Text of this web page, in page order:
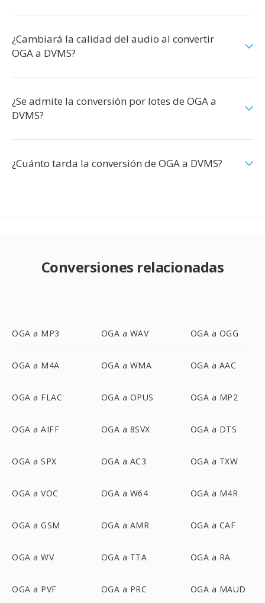
¿Cambiará la calidad del audio al convertir
OGA a DVMS?
¿Se admite la conversión por lotes de OGA a
DVMS?
¿Cuánto tarda la conversión de OGA a DVMS?
Conversiones relacionadas
OGA a MP3 OGA a WAV OGA a OGG
OGA a M4A OGA a WMA OGA a AAC
OGA a FLAC OGA a OPUS OGA a MP2
OGA a AIFF OGA a 8SVX OGA a DTS
OGA a SPX OGA a AC3 OGA a TXW
OGA a VOC OGA a W64 OGA a M4R
OGA a GSM OGA a AMR OGA a CAF
OGA a WV OGA a TTA OGA a RA
OGA a PVF OGA a PRC OGA a MAUD